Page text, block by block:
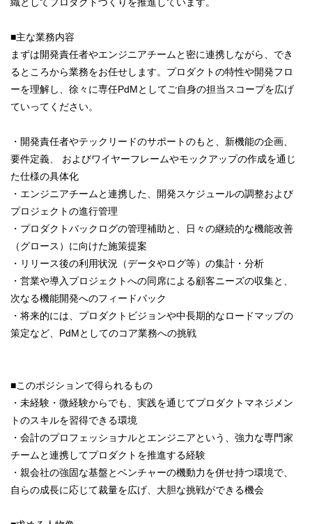
■主な業務内容
まずは開発責任者やエンジニアチームと密に連携しながら、でき
るところから業務をお任せします。プロダクトの特性や開発フロ
ーを理解し、徐々に専任PdMとしてご自身の担当スコープを広げ
ていってください。
・開発責任者やテックリードのサポートのもと、新機能の企画、
要件定義、 およびワイヤーフレームやモックアップの作成を通じ
た仕様の具体化
・エンジニアチームと連携した、開発スケジュールの調整および
プロジェクトの進行管理
・プロダクトバックログの管理補助と、日々の継続的な機能改善
（グロース）に向けた施策提案
・リリース後の利用状況（データやログ等）の集計・分析
・営業や導入プロジェクトへの同席による顧客ニーズの収集と、
次なる機能開発へのフィードバック
・将来的には、プロダクトビジョンや中長期的なロードマップの
策定など、PdMとしてのコア業務への挑戦
■このポジションで得られるもの
・未経験・微経験からでも、実践を通じてプロダクトマネジメン
トのスキルを習得できる環境
・会計のプロフェッショナルとエンジニアという、強力な専門家
チームと連携してプロダクトを推進する経験
・親会社の強固な基盤とベンチャーの機動力を併せ持つ環境で、
自らの成長に応じて裁量を広げ、大胆な挑戦ができる機会